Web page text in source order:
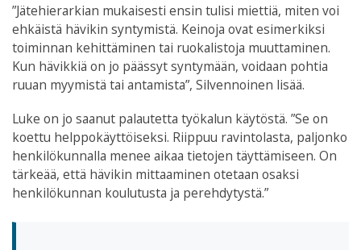
”Jätehierarkian mukaisesti ensin tulisi miettiä, miten voi
ehkäistä hävikin syntymistä. Keinoja ovat esimerkiksi
toiminnan kehittäminen tai ruokalistoja muuttaminen.
Kun hävikkiä on jo päässyt syntymään, voidaan pohtia
ruuan myymistä tai antamista”, Silvennoinen lisää.
Luke on jo saanut palautetta työkalun käytöstä. ”Se on
koettu helppokäyttöiseksi. Riippuu ravintolasta, paljonko
henkilökunnalla menee aikaa tietojen täyttämiseen. On
tärkeää, että hävikin mittaaminen otetaan osaksi
henkilökunnan koulutusta ja perehdytystä.”